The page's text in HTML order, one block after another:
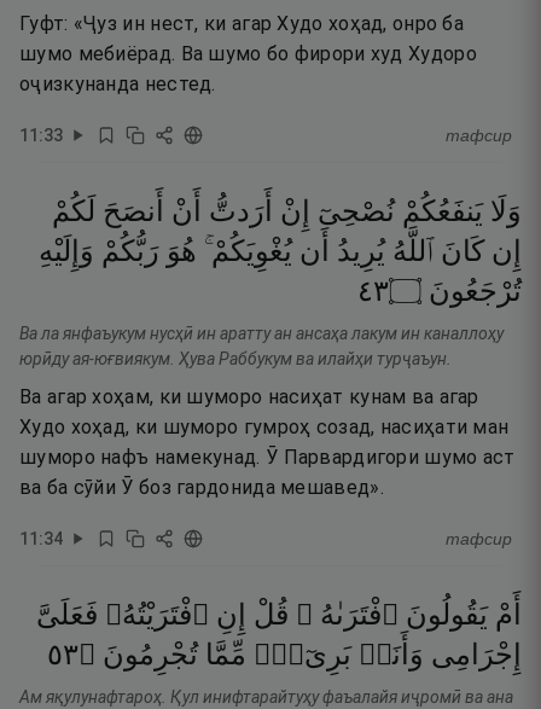
Гуфт: «Ҷуз ин нест, ки агар Худо хоҳад, онро ба
шумо мебиёрад. Ва шумо бо фирори худ Худоро
оҷизкунанда нестед.
11:33 тафсир
وَلَا يَنفَعُكُمْ نُصْحِىٓ إِنْ أَرَدتُّ أَنْ أَنصَحَ لَكُمْ
إِن كَانَ ٱللَّهُ يُرِيدُ أَن يُغْوِيَكُمْ ۚ هُوَ رَبُّكُمْ وَإِلَيْهِ
تُرْجَعُونَ ۝٣٤
Ва ла янфаъукум нусҳӣ ин аратту ан ансаҳа лакум ин каналлоҳу
юрӣду ая-юғвиякум. Ҳува Раббукум ва илайҳи турҷаъун.
Ва агар хоҳам, ки шуморо насиҳат кунам ва агар
Худо хоҳад, ки шуморо гумроҳ созад, насиҳати ман
шуморо нафъ намекунад. Ӯ Парвардигори шумо аст
ва ба сӯйи Ӯ боз гардонида мешавед».
11:34 тафсир
أَمْ يَقُولُونَ ٱفْتَرَىٰهُ ۖ قُلْ إِنِ ٱفْتَرَيْتُهُۥ فَعَلَىَّ
إِجْرَامِى وَأَنَا۠ بَرِىٓءٌۭ مِّمَّا تُجْرِمُونَ ۝٣٥
Ам яқулунафтароҳ. Қул инифтарайтуҳу фаъалайя иҷромӣ ва ана